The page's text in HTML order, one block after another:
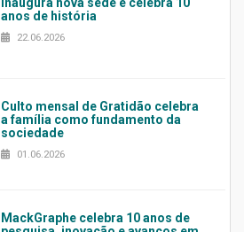
inaugura nova sede e celebra 10
anos de história
22.06.2026
Culto mensal de Gratidão celebra
a família como fundamento da
sociedade
01.06.2026
MackGraphe celebra 10 anos de